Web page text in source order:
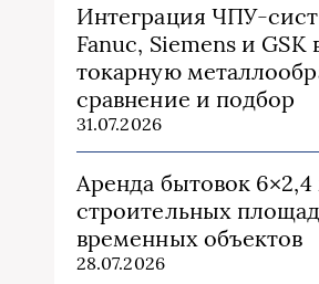
Интеграция ЧПУ-
Fanuc, Siemens и GSK
токарную
сравнение и подбор
31.07.2026
Аренда бытовок
строительных
временных объектов
28.07.2026